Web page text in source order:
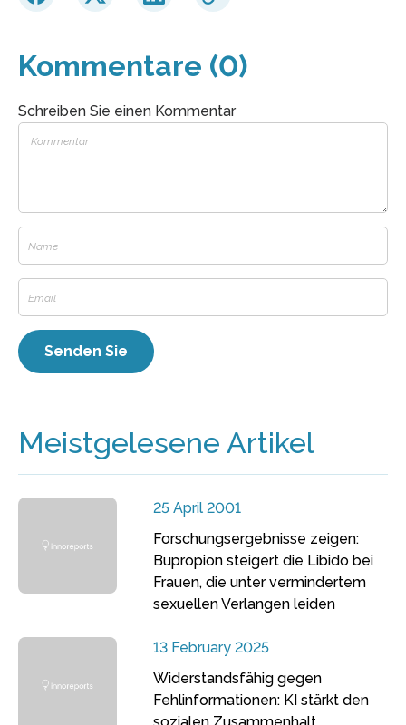
Kommentare (0)
Schreiben Sie einen Kommentar
Meistgelesene Artikel
25 April 2001
Forschungsergebnisse zeigen:
Bupropion steigert die Libido bei
Frauen, die unter vermindertem
sexuellen Verlangen leiden
13 February 2025
Widerstandsfähig gegen
Fehlinformationen: KI stärkt den
sozialen Zusammenhalt